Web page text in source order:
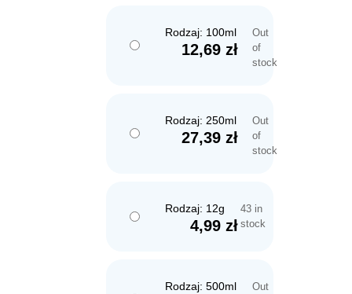
Rodzaj: 100ml
12,69zł
Out
of
stock
Rodzaj: 250ml
27,39zł
Out
of
stock
Rodzaj: 12g
4,99zł
43 in
stock
Rodzaj: 500ml
Out